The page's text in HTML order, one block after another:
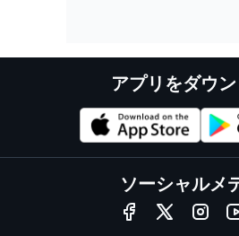
アプリをダウ
ソーシャルメ